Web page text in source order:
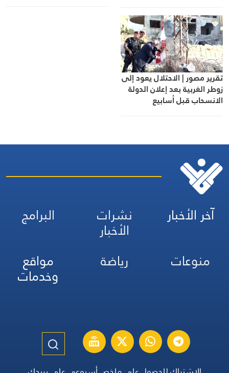
تقرير مصور | الاحتلال يعود إلى
زوطر الغربية بعد إعلان الدولة
الانسحاب قبل أسابيع
آخر الأخبار نشرات
الأخبار
البرامج
منوعات
رياضة مواقع
وخدمات